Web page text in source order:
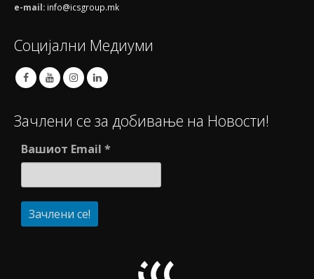
e-mail: info@icsgroup.mk
Социјални Медиуми
Зачлени се за добивање на Новости!
Вашиот Email *